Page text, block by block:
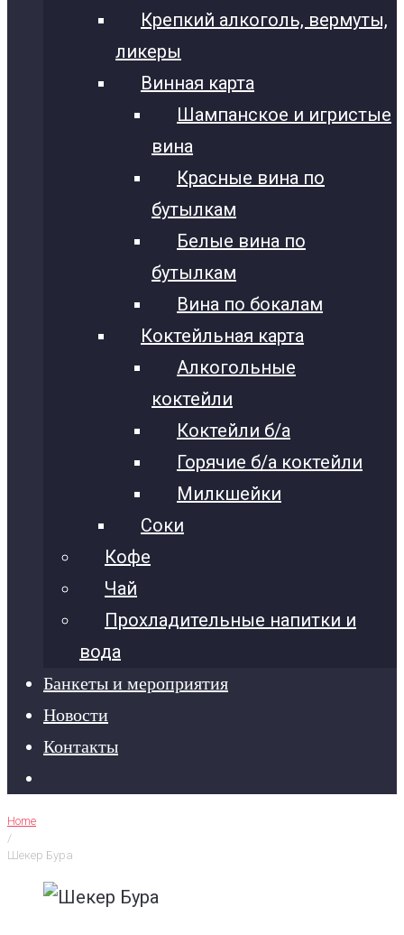
Крепкий алкоголь, вермуты,
ликеры
Винная карта
Шампанское и игристые
вина
Красные вина по
бутылкам
Белые вина по
бутылкам
Вина по бокалам
Коктейльная карта
Алкогольные
коктейли
Коктейли б/а
Горячие б/а коктейли
Милкшейки
Соки
Кофе
Чай
Прохладительные напитки и
вода
Банкеты и мероприятия
Новости
Контакты
Home
/
Шекер Бура